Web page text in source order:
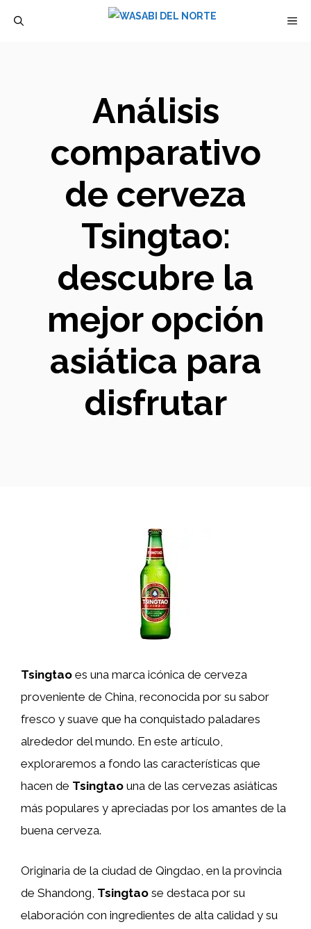
Análisis
comparativo
de cerveza
Tsingtao:
descubre la
mejor opción
asiática para
disfrutar
Tsingtao es una marca icónica de cerveza
proveniente de China, reconocida por su sabor
fresco y suave que ha conquistado paladares
alrededor del mundo. En este artículo,
exploraremos a fondo las características que
hacen de Tsingtao una de las cervezas asiáticas
más populares y apreciadas por los amantes de la
buena cerveza.
Originaria de la ciudad de Qingdao, en la provincia
de Shandong, Tsingtao se destaca por su
elaboración con ingredientes de alta calidad y su